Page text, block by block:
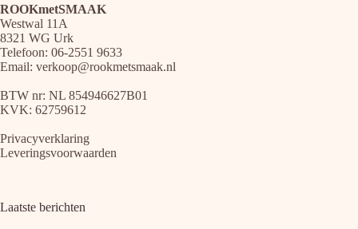
worden
op
de
productpagina
ROOKmetSMAAK
Westwal 11A
8321 WG Urk
Telefoon: 06-2551 9633
Email: verkoop@rookmetsmaak.nl
BTW nr: NL 854946627B01
KVK: 62759612
Privacyverklaring
Leveringsvoorwaarden
Laatste berichten